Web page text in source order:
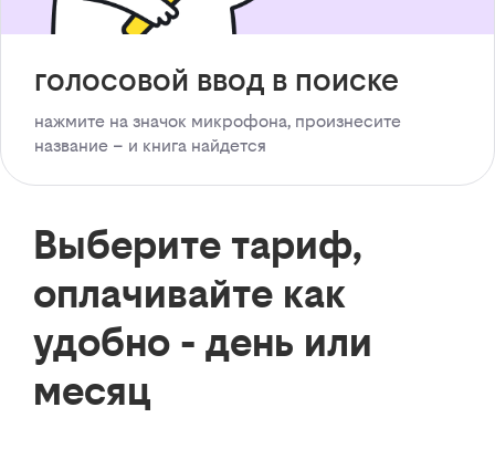
голосовой ввод в поиске
нажмите на значок микрофона, произнесите
название – и книга найдется
Выберите тариф,
оплачивайте как
удобно - день или
месяц